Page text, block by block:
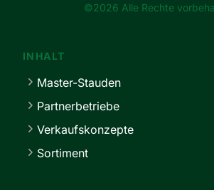
©2026 Alle Rechte
INHALT
Master-Stauden
Partnerbetriebe
Verkaufskonzepte
Sortiment